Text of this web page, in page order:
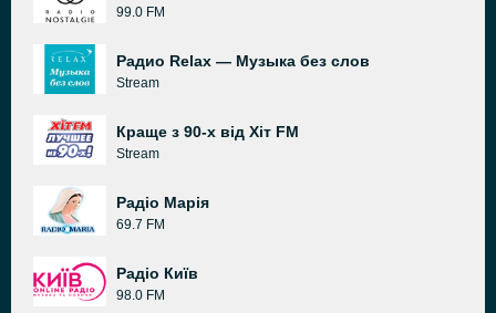
99.0 FM
Радио Relax — Музыка без слов
Stream
Краще з 90-х від Хіт FM
Stream
Радіо Марія
69.7 FM
Радіо Київ
98.0 FM